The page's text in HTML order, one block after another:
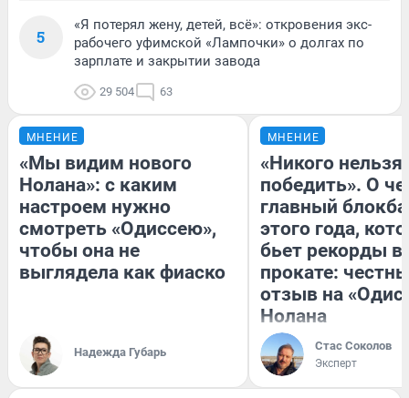
5
«Я потерял жену, детей, всё»: откровения экс-
рабочего уфимской «Лампочки» о долгах по
зарплате и закрытии завода
29 504 63
МНЕНИЕ
«Мы видим нового
Нолана»: с каким
настроем нужно
смотреть «Одиссею»,
чтобы она не
выглядела как фиаско
Надежда Губарь
МНЕНИЕ
«Никого нельзя
победить». О
главный
этого года,
бьет рекорды в
прокате:
отзыв на
Нолана
Стас Соколов
Эксперт